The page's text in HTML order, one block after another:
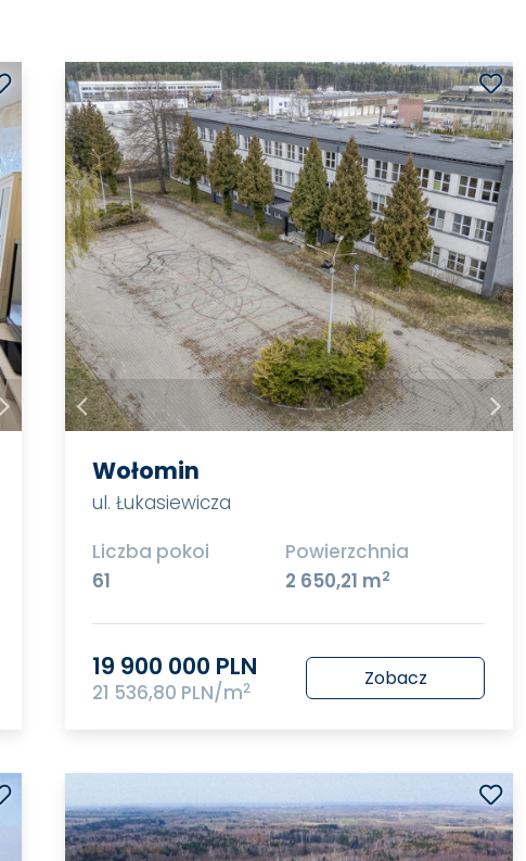
Wołomin
ul. Łukasiewicza
Liczba pokoi
61
Powierzchnia
2 650,21 m2
19 900 000 PLN
21 536,80 PLN/m2 Zobacz